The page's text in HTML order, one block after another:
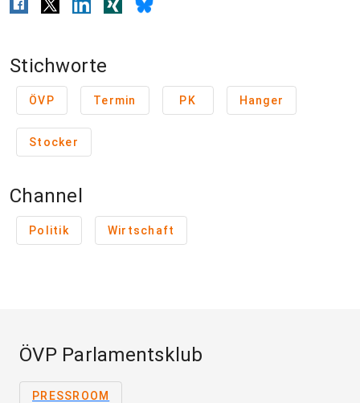
Stichworte
ÖVP Termin PK Hanger
Stocker
Channel
Politik Wirtschaft
ÖVP Parlamentsklub
PRESSROOM